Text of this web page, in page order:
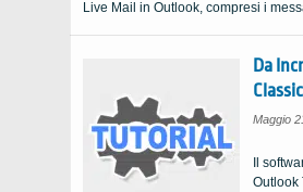
Live Mail in Outlook, compresi i
Da
Classic
Maggio
Il
Outlook